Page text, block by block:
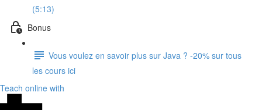
(5:13)
Bonus
Vous voulez en savoir plus sur Java ? -20% sur tous
les cours ici
Teach online with